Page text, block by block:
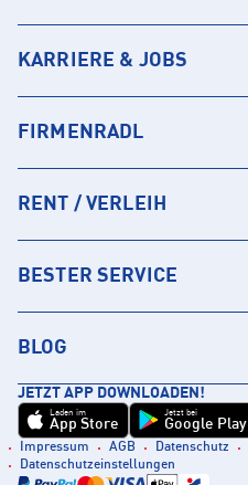
KARRIERE & JOBS
FIRMENRADL
RENT / VERLEIH
BESTER SERVICE
BLOG
JETZT APP DOWNLOADEN!
Laden im
App Store
Jetzt bei
Google Play
Impressum AGB Datenschutz
Datenschutzeinstellungen